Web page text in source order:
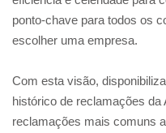
ponto-chave para todos os
escolher uma empresa.
Com esta visão,
histórico de reclamações
reclamações mais comuns